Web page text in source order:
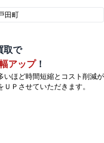
田町
取で
アップ！
いほど時間短縮とコスト削減が
Ｐさせていただきます。